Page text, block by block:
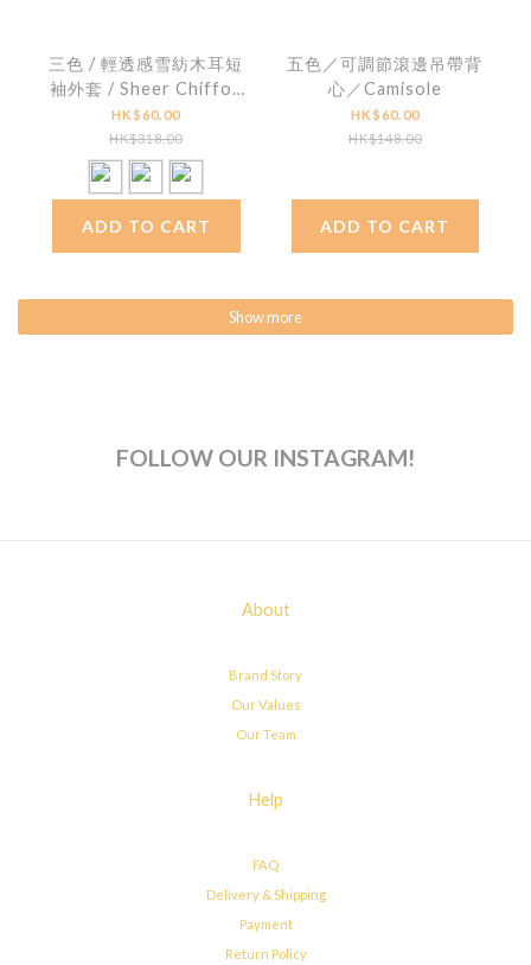
三色 / 輕透感雪紡木耳短
袖外套 / Sheer Chiffon
Ruffle-Trim Short
Sleeve Jacket
HK$60.00
HK$318.00
ADD TO CART
五色／可調節滾邊吊帶背
心／Camisole
HK$60.00
HK$148.00
ADD TO CART
Show more
FOLLOW OUR INSTAGRAM!
About
Brand Story
Our Values
Our Team
Help
FAQ
Delivery & Shipping
Payment
Return Policy